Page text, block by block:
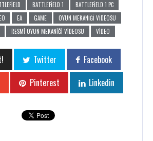
BATTLEFIELD 1
BATTLEFIELD 1 PC
EA GAME
OYUN MEKANIĞI VIDEOSU
RESMI OYUN MEKANIĞI VIDEOSU VIDEO
Twitter
Facebook
Pinterest Linkedin